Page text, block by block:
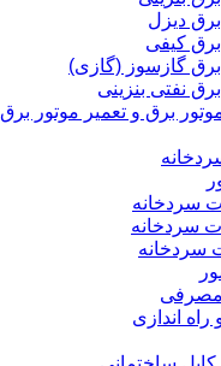
دیزل
کیفی
برق گازسوز (گازی)
نفتی بنزینی
برق و تعمیر موتور برق
سردخانه
سردخانه
سردخانه
مصرفی
اندازی